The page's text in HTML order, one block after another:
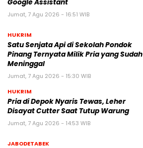
Google Assistant
Jumat, 7 Agu 2026 - 16:51 WIB
HUKRIM
Satu Senjata Api di Sekolah Pondok
Pinang Ternyata Milik Pria yang Sudah
Meninggal
Jumat, 7 Agu 2026 - 15:30 WIB
HUKRIM
Pria di Depok Nyaris Tewas, Leher
Disayat Cutter Saat Tutup Warung
Jumat, 7 Agu 2026 - 14:53 WIB
JABODETABEK